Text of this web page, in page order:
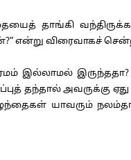
தாங்கி
என்று விரைவாகச்
இருந்ததா?
அவருக்கு ஏது
யாவரும்